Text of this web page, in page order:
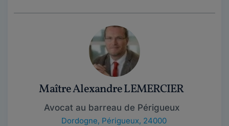
Maître Alexandre LEMERCIER
Avocat au barreau de Périgueux
Dordogne, Périgueux, 24000